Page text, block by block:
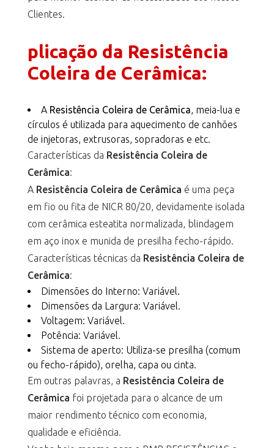
Clientes.
plicação da Resistência
Coleira de Cerâmica:
A Resistência Coleira de Cerâmica, meia-lua e
círculos é utilizada para aquecimento de canhões
de injetoras, extrusoras, sopradoras e etc.
Características da Resistência Coleira de
Cerâmica:
A Resistência Coleira de Cerâmica é uma peça
em fio ou fita de NICR 80/20, devidamente isolada
com cerâmica esteatita normalizada, blindagem
em aço inox e munida de presilha fecho-rápido.
Características técnicas da Resistência Coleira de
Cerâmica:
Dimensões do Interno: Variável.
Dimensões da Largura: Variável.
Voltagem: Variável.
Potência: Variável.
Sistema de aperto: Utiliza-se presilha (comum
ou fecho-rápido), orelha, capa ou cinta.
Em outras palavras, a Resistência Coleira de
Cerâmica foi projetada para o alcance de um
maior rendimento técnico com economia,
qualidade e eficiência.